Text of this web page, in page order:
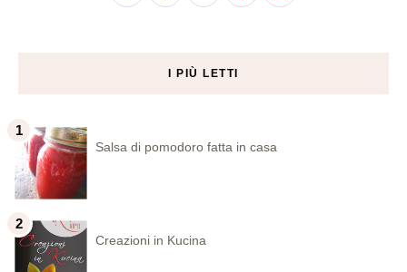
I PIÙ LETTI
Salsa di pomodoro fatta in casa
Creazioni in Kucina